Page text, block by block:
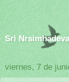
Sri
viernes, 7 de